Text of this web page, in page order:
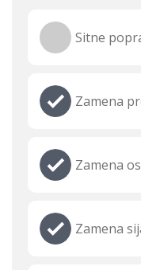
Sitne
Zamena
Zamena
Zamena